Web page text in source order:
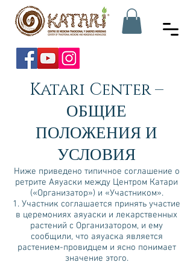
Katari Center –
ОБЩИЕ
ПОЛОЖЕНИЯ И
УСЛОВИЯ
Ниже приведено типичное соглашение о
ретрите Аяуаски между Центром Катари
(«Организатор») и «Участником».
1. Участник соглашается принять участие
в церемониях аяуаски и лекарственных
растений с Организатором, и ему
сообщили, что аяуаска является
растением-провидцем и ясно понимает
значение этого.